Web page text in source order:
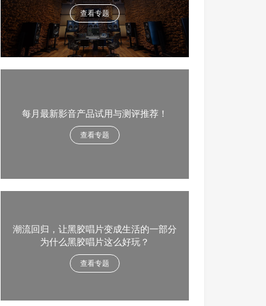
查看专题
每月最新影音产品试用与测评推荐！
查看专题
潮流回归，让黑胶唱片变成生活的一部分
为什么黑胶唱片这么好玩？
查看专题